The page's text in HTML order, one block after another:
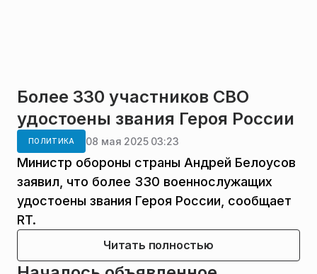
Более 330 участников СВО
удостоены звания Героя России
ПОЛИТИКА 08 мая 2025 03:23
Министр обороны страны Андрей Белоусов
заявил, что более 330 военнослужащих
удостоены звания Героя России, сообщает
RT.
Читать полностью